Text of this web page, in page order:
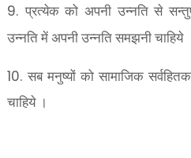
9. प्रत्येक को अपनी उन्नति से
उन्नति में अपनी उन्नति समझनी चाहिये
10. सब मनुष्यों को सामाजिक
चाहिये ।